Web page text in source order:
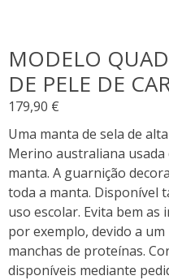
MODELO
DE PELE DE
179,90 €
Uma manta de sela de
Merino australiana
manta. A guarnição
toda a manta. Disponível
uso escolar. Evita bem as
por exemplo, devido a
manchas de proteínas.
disponíveis mediante